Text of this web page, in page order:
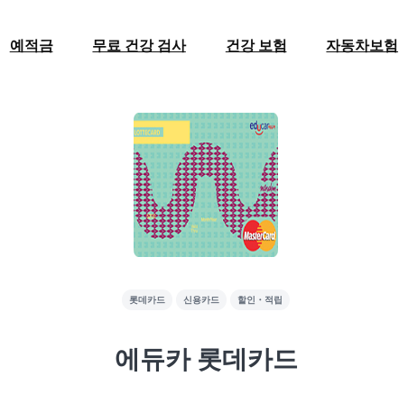
예적금 무료 건강 검사 건강 보험 자동차보험
롯데카드 신용카드 할인・적립
에듀카 롯데카드